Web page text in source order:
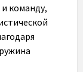
команду,